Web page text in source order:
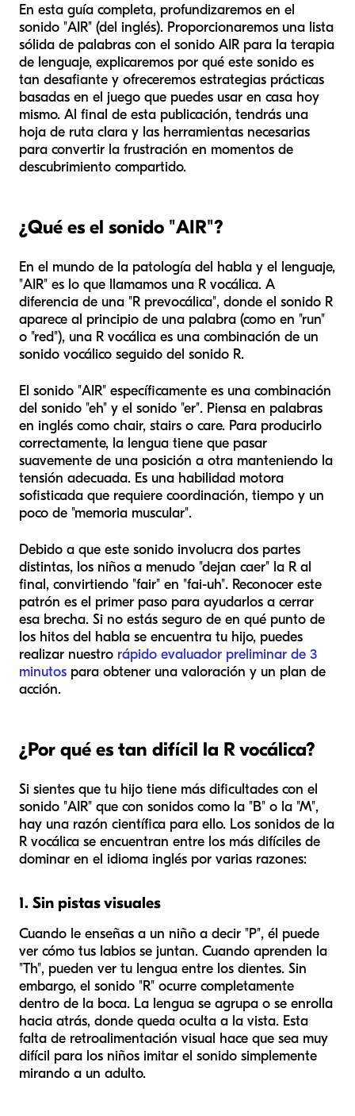
En esta guía completa, profundizaremos en el
sonido "AIR" (del inglés). Proporcionaremos una lista
sólida de palabras con el sonido AIR para la terapia
de lenguaje, explicaremos por qué este sonido es
tan desafiante y ofreceremos estrategias prácticas
basadas en el juego que puedes usar en casa hoy
mismo. Al final de esta publicación, tendrás una
hoja de ruta clara y las herramientas necesarias
para convertir la frustración en momentos de
descubrimiento compartido.
¿Qué es el sonido "AIR"?
En el mundo de la patología del habla y el lenguaje,
"AIR" es lo que llamamos una R vocálica. A
diferencia de una "R prevocálica", donde el sonido R
aparece al principio de una palabra (como en "run"
o "red"), una R vocálica es una combinación de un
sonido vocálico seguido del sonido R.
El sonido "AIR" específicamente es una combinación
del sonido "eh" y el sonido "er". Piensa en palabras
en inglés como chair, stairs o care. Para producirlo
correctamente, la lengua tiene que pasar
suavemente de una posición a otra manteniendo la
tensión adecuada. Es una habilidad motora
sofisticada que requiere coordinación, tiempo y un
poco de "memoria muscular".
Debido a que este sonido involucra dos partes
distintas, los niños a menudo "dejan caer" la R al
final, convirtiendo "fair" en "fai-uh". Reconocer este
patrón es el primer paso para ayudarlos a cerrar
esa brecha. Si no estás seguro de en qué punto de
los hitos del habla se encuentra tu hijo, puedes
realizar nuestro rápido evaluador preliminar de 3
minutos para obtener una valoración y un plan de
acción.
¿Por qué es tan difícil la R vocálica?
Si sientes que tu hijo tiene más dificultades con el
sonido "AIR" que con sonidos como la "B" o la "M",
hay una razón científica para ello. Los sonidos de la
R vocálica se encuentran entre los más difíciles de
dominar en el idioma inglés por varias razones:
1. Sin pistas visuales
Cuando le enseñas a un niño a decir "P", él puede
ver cómo tus labios se juntan. Cuando aprenden la
"Th", pueden ver tu lengua entre los dientes. Sin
embargo, el sonido "R" ocurre completamente
dentro de la boca. La lengua se agrupa o se enrolla
hacia atrás, donde queda oculta a la vista. Esta
falta de retroalimentación visual hace que sea muy
difícil para los niños imitar el sonido simplemente
mirando a un adulto.